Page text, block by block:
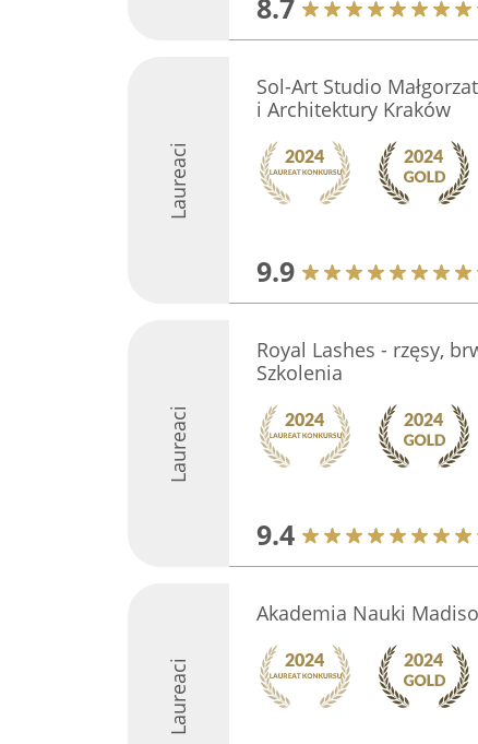
8.7
Laureaci
Sol-Art Studio
i Architektury Kraków
9.9
Laureaci
Royal Lashes - rzęsy,
Szkolenia
9.4
Laureaci
Akademia Nauki